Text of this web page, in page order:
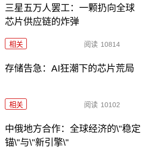
三星五万人罢工：一颗扔向全球
芯片供应链的炸弹
相关 阅读 10814
存储告急：AI狂潮下的芯片荒局
相关 阅读 10102
中俄地方合作：全球经济的\"稳定
锚\"与\"新引擎\"